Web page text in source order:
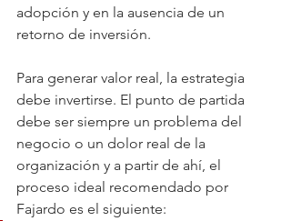
adopción y en la ausencia de un
retorno de inversión.
Para generar valor real, la estrategia
debe invertirse. El punto de partida
debe ser siempre un problema del
negocio o un dolor real de la
organización y a partir de ahí, el
proceso ideal recomendado por
Fajardo es el siguiente: